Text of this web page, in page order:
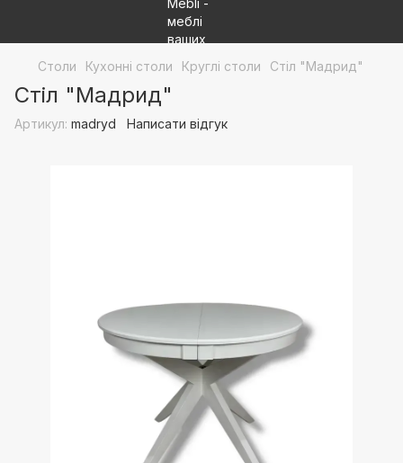
Столи Кухонні столи Круглі столи Стіл "Мадрид"
Стіл "Мадрид"
Артикул: madryd Написати відгук